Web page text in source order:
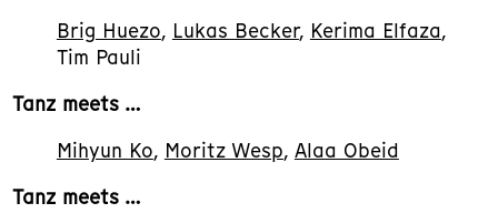
Brig Huezo, Lukas Becker, Kerima Elfaza,
Tim Pauli
Tanz meets …
Mihyun Ko, Moritz Wesp, Alaa Obeid
Tanz meets …